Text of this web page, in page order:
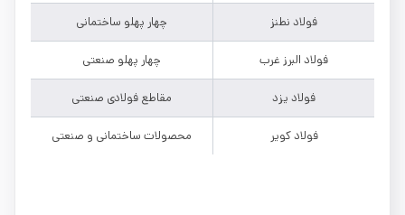
فولاد نطنز چهار پهلو ساختمانی
فولاد البرز غرب چهار پهلو صنعتی
فولاد یزد مقاطع فولادی صنعتی
فولاد کویر محصولات ساختمانی و صنعتی